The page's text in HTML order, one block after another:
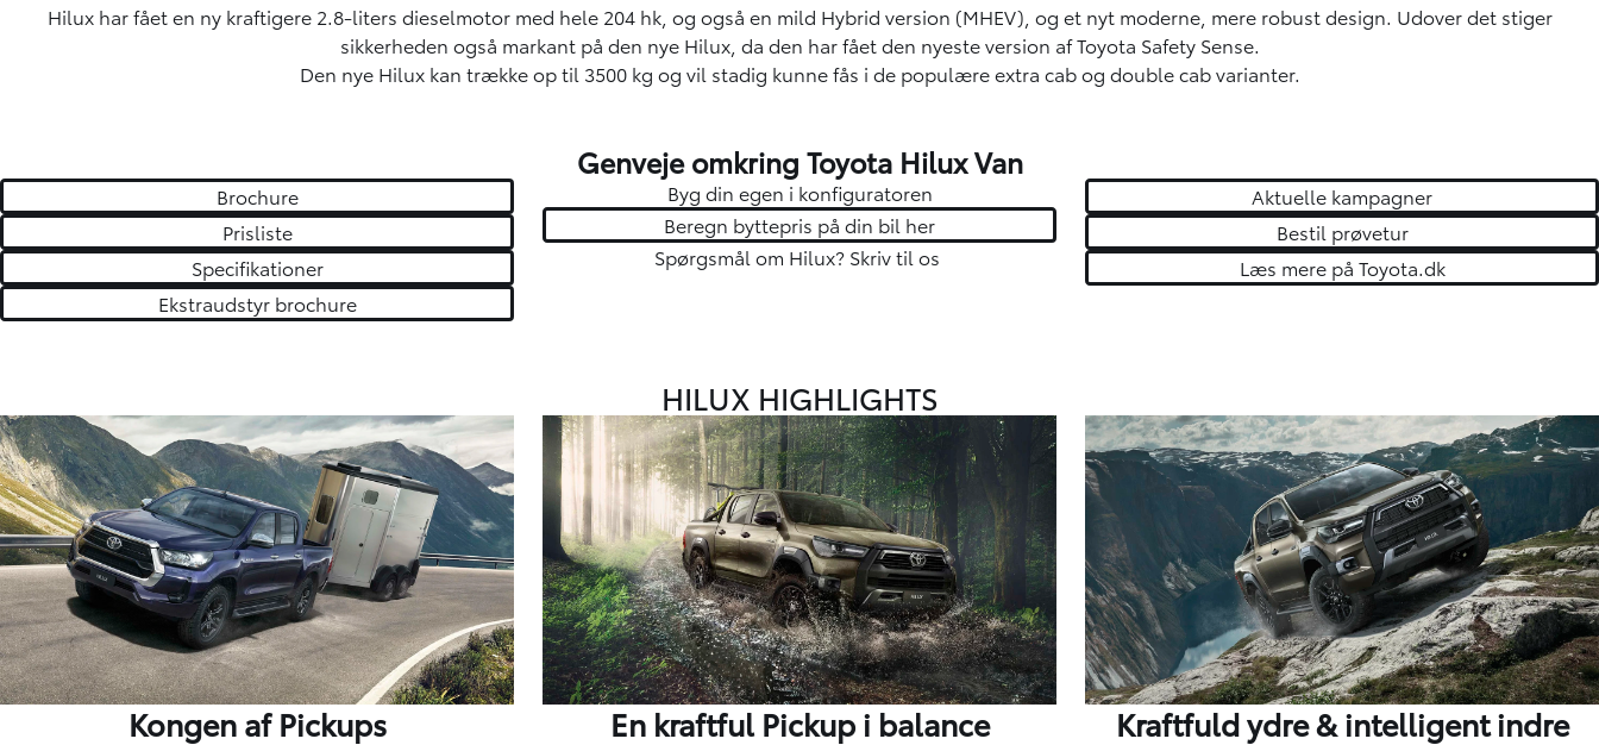
Hilux har fået en ny kraftigere 2.8-liters dieselmotor med hele 204 hk, og også en mild Hybrid version (MHEV), og et nyt moderne, mere robust design. Udover det stiger
sikkerheden også markant på den nye Hilux, da den har fået den nyeste version af Toyota Safety Sense.
Den nye Hilux kan trække op til 3500 kg og vil stadig kunne fås i de populære extra cab og double cab varianter.
Genveje omkring Toyota Hilux Van
Brochure
Prisliste
Specifikationer
Ekstraudstyr brochure
Byg din egen i konfiguratoren
Beregn byttepris på din bil her
Spørgsmål om Hilux? Skriv til os
Aktuelle kampagner
Bestil prøvetur
Læs mere på Toyota.dk
HILUX HIGHLIGHTS
Kongen af Pickups En kraftful Pickup i balance Kraftfuld ydre & intelligent indre